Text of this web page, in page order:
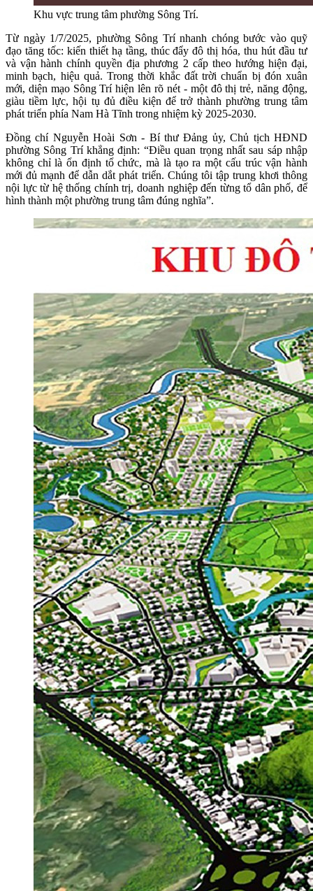
Khu vực trung tâm phường Sông Trí.
Từ ngày 1/7/2025, phường Sông Trí nhanh chóng bước vào quỹ
đạo tăng tốc: kiến thiết hạ tầng, thúc đẩy đô thị hóa, thu hút đầu tư
và vận hành chính quyền địa phương 2 cấp theo hướng hiện đại,
minh bạch, hiệu quả. Trong thời khắc đất trời chuẩn bị đón xuân
mới, diện mạo Sông Trí hiện lên rõ nét - một đô thị trẻ, năng động,
giàu tiềm lực, hội tụ đủ điều kiện để trở thành phường trung tâm
phát triển phía Nam Hà Tĩnh trong nhiệm kỳ 2025-2030.
Đồng chí Nguyễn Hoài Sơn - Bí thư Đảng ủy, Chủ tịch HĐND
phường Sông Trí khẳng định: “Điều quan trọng nhất sau sáp nhập
không chỉ là ổn định tổ chức, mà là tạo ra một cấu trúc vận hành
mới đủ mạnh để dẫn dắt phát triển. Chúng tôi tập trung khơi thông
nội lực từ hệ thống chính trị, doanh nghiệp đến từng tổ dân phố, để
hình thành một phường trung tâm đúng nghĩa”.